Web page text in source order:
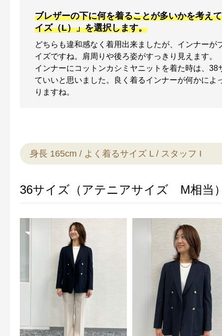
ブレザーの下に何を着ることが多いかを考え
イズ（L）」を選択します。
どちらも違和感なく着用出来ましたが、インナーが
イズですね。肩周りや後ろ姿がすっきり見えます。
インナーにコットンカシミヤニットを着た時は、
ていいと思いました。良く着るインナーが何かによ
りますね。
身長 165cm / よく着るサイズ L / スタッフ I
36サイズ（アテニアサイズ M相当